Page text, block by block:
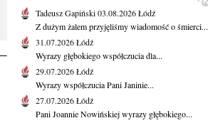
Tadeusz Gapiński03.08.2026Łódź
Z dużym żalem przyjęliśmy wiadomość o śmierci...
31.07.2026Łódź
Wyrazy głębokiego współczucia dla...
29.07.2026Łódź
Wyrazy współczucia Pani Janinie...
27.07.2026Łódź
Pani Joannie Nowińskiej wyrazy głębokiego...